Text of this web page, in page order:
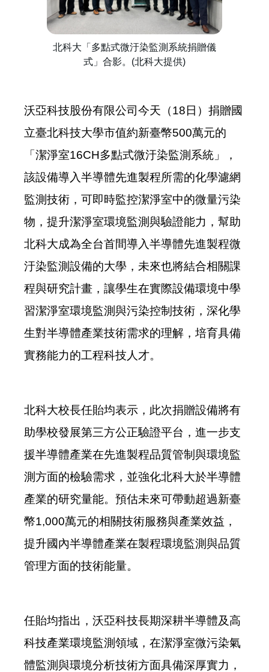
北科大「多點式微汙染監測系統捐贈儀
式」合影。(北科大提供)
沃亞科技股份有限公司今天（18日）捐贈國
立臺北科技大學市值約新臺幣500萬元的
「潔淨室16CH多點式微汙染監測系統」，
該設備導入半導體先進製程所需的化學濾網
監測技術，可即時監控潔淨室中的微量污染
物，提升潔淨室環境監測與驗證能力，幫助
北科大成為全台首間導入半導體先進製程微
汙染監測設備的大學，未來也將結合相關課
程與研究計畫，讓學生在實際設備環境中學
習潔淨室環境監測與污染控制技術，深化學
生對半導體產業技術需求的理解，培育具備
實務能力的工程科技人才。
北科大校長任貽均表示，此次捐贈設備將有
助學校發展第三方公正驗證平台，進一步支
援半導體產業在先進製程品質管制與環境監
測方面的檢驗需求，並強化北科大於半導體
產業的研究量能。預估未來可帶動超過新臺
幣1,000萬元的相關技術服務與產業效益，
提升國內半導體產業在製程環境監測與品質
管理方面的技術能量。
任貽均指出，沃亞科技長期深耕半導體及高
科技產業環境監測領域，在潔淨室微污染氣
體監測與環境分析技術方面具備深厚實力，